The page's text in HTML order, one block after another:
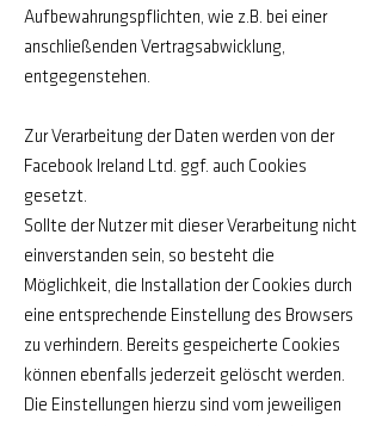
Aufbewahrungspflichten, wie z.B. bei einer
anschließenden Vertragsabwicklung,
entgegenstehen.
Zur Verarbeitung der Daten werden von der
Facebook Ireland Ltd. ggf. auch Cookies
gesetzt.
Sollte der Nutzer mit dieser Verarbeitung nicht
einverstanden sein, so besteht die
Möglichkeit, die Installation der Cookies durch
eine entsprechende Einstellung des Browsers
zu verhindern. Bereits gespeicherte Cookies
können ebenfalls jederzeit gelöscht werden.
Die Einstellungen hierzu sind vom jeweiligen